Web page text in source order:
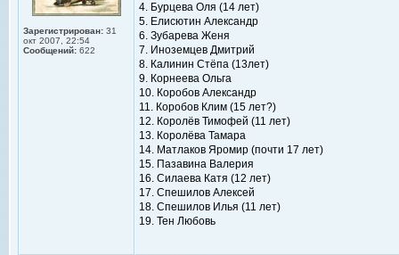
Зарегистрирован: 31
окт 2007, 22:54
Сообщений: 622
4. Бурцева Оля (14 лет)
5. Елисютин Александр
6. Зубарева Женя
7. Иноземцев Дмитрий
8. Калинин Стёпа (13лет)
9. Корнеева Ольга
10. Коробов Александр
11. Коробов Клим (15 лет?)
12. Королёв Тимофей (11 лет)
13. Королёва Тамара
14. Матлаков Яромир (почти 17 лет)
15. Пазавина Валерия
16. Силаева Катя (12 лет)
17. Спешилов Алексей
18. Спешилов Илья (11 лет)
19. Тен Любовь